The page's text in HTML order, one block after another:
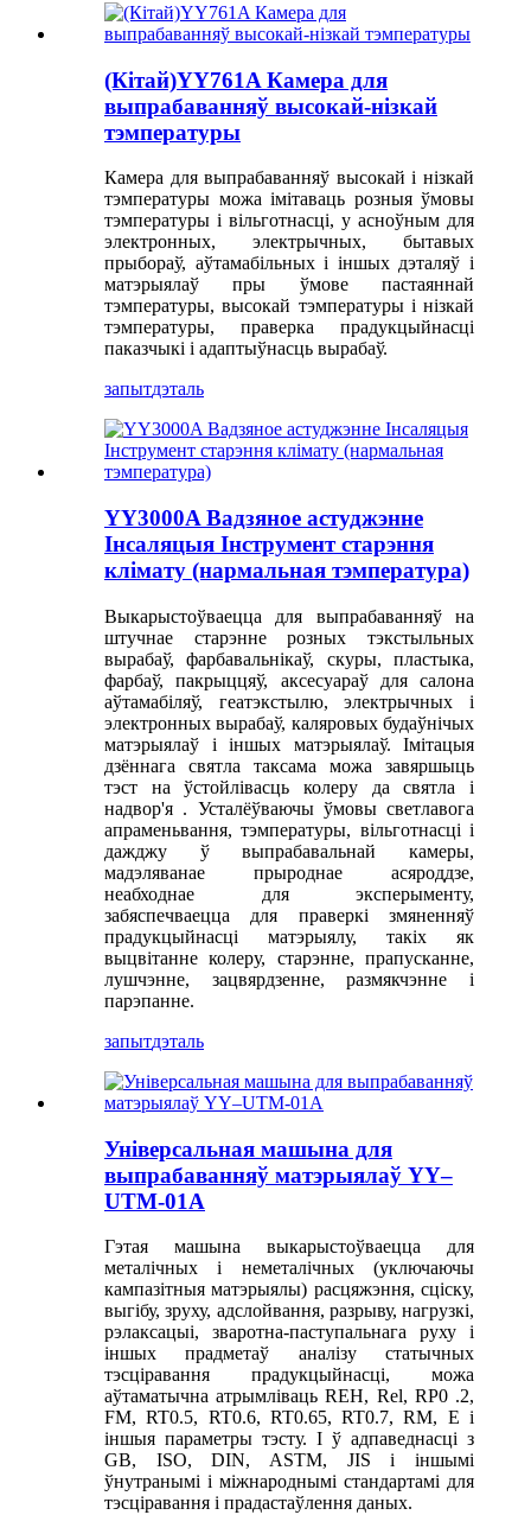
(Кітай)YY761A Камера для
выпрабаванняў высокай-нізкай
тэмпературы
Камера для выпрабаванняў высокай і нізкай
тэмпературы можа імітаваць розныя ўмовы
тэмпературы і вільготнасці, у асноўным для
электронных, электрычных, бытавых
прыбораў, аўтамабільных і іншых дэталяў і
матэрыялаў пры ўмове пастаяннай
тэмпературы, высокай тэмпературы і нізкай
тэмпературы, праверка прадукцыйнасці
паказчыкі і адаптыўнасць вырабаў.
запытдэталь
YY3000A Вадзяное астуджэнне
Інсаляцыя Інструмент старэння
клімату (нармальная тэмпература)
Выкарыстоўваецца для выпрабаванняў на
штучнае старэнне розных тэкстыльных
вырабаў, фарбавальнікаў, скуры, пластыка,
фарбаў, пакрыццяў, аксесуараў для салона
аўтамабіляў, геатэкстылю, электрычных і
электронных вырабаў, каляровых будаўнічых
матэрыялаў і іншых матэрыялаў. Імітацыя
дзённага святла таксама можа завяршыць
тэст на ўстойлівасць колеру да святла і
надвор'я . Усталёўваючы ўмовы светлавога
апраменьвання, тэмпературы, вільготнасці і
дажджу ў выпрабавальнай камеры,
мадэляванае прыроднае асяроддзе,
неабходнае для эксперыменту,
забяспечваецца для праверкі змяненняў
прадукцыйнасці матэрыялу, такіх як
выцвітанне колеру, старэнне, прапусканне,
лушчэнне, зацвярдзенне, размякчэнне і
парэпанне.
запытдэталь
Універсальная машына для
выпрабаванняў матэрыялаў YY–
UTM-01A
Гэтая машына выкарыстоўваецца для
металічных і неметалічных (уключаючы
кампазітныя матэрыялы) расцяжэння, сціску,
выгібу, зруху, адслойвання, разрыву, нагрузкі,
рэлаксацыі, зваротна-паступальнага руху і
іншых прадметаў аналізу статычных
тэсціравання прадукцыйнасці, можа
аўтаматычна атрымліваць REH, Rel, RP0 .2,
FM, RT0.5, RT0.6, RT0.65, RT0.7, RM, E і
іншыя параметры тэсту. І ў адпаведнасці з
GB, ISO, DIN, ASTM, JIS і іншымі
ўнутранымі і міжнароднымі стандартамі для
тэсціравання і прадастаўлення даных.